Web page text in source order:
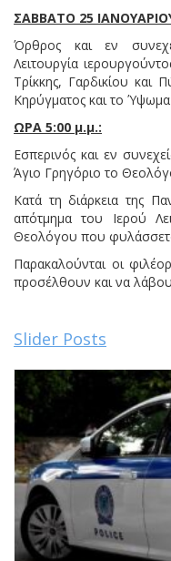
ΣΑΒΒΑΤΟ 25
Όρθρος και εν
Λειτουργία
Τρίκκης, Γαρδικίου και
Κηρύγματος και το
ΩΡΑ 5:00 μ.μ.:
Εσπερινός και εν
Άγιο Γρηγόριο το
Κατά τη διάρκεια της
απότμημα του Ιερού
Θεολόγου που
Παρακαλούνται οι
προσέλθουν και να
Slider Posts